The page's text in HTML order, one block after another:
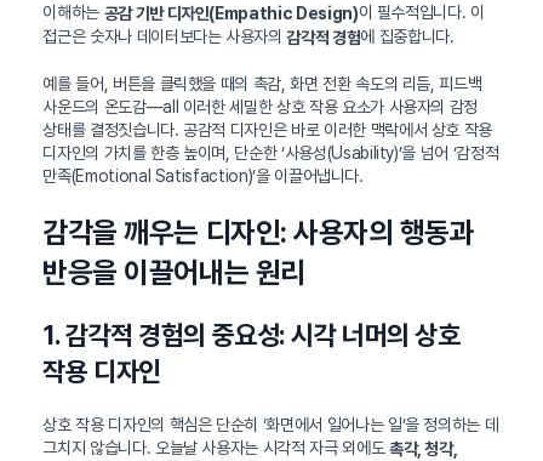
이해하는 공감 기반 디자인(Empathic Design)이 필수적입니다. 이
접근은 숫자나 데이터보다는 사용자의감각적 경험에 집중합니다.
예를 들어, 버튼을 클릭했을 때의 촉감, 화면 전환 속도의 리듬, 피드백
사운드의 온도감—all 이러한 세밀한 상호 작용 요소가 사용자의 감정
상태를 결정짓습니다. 공감적 디자인은 바로 이러한 맥락에서 상호 작용
디자인의 가치를 한층 높이며, 단순한 ‘사용성(Usability)’을 넘어 ‘감정적
만족(Emotional Satisfaction)’을 이끌어냅니다.
감각을 깨우는 디자인: 사용자의 행동과
반응을 이끌어내는 원리
1. 감각적 경험의 중요성: 시각 너머의 상호
작용 디자인
상호 작용 디자인의 핵심은 단순히 ‘화면에서 일어나는 일’을 정의하는 데
그치지 않습니다. 오늘날 사용자는 시각적 자극 외에도촉각, 청각,